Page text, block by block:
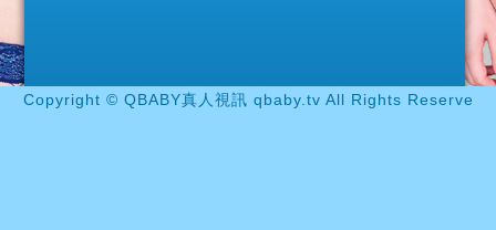
Copyright © QBABY真人視訊 qbaby.tv All Rights Reserve